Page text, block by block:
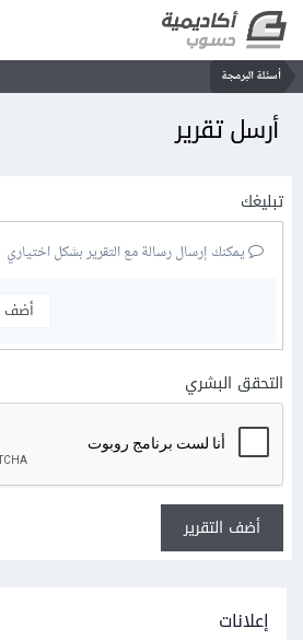
أسئلة البرمجة
أرسل تقرير
تبليغك
يمكنك إرسال رسالة مع التقرير بشكل اختياري
أضف
التحقق البشري
أضف التقرير
إعلانات